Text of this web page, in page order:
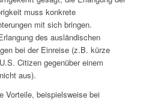
muss konkrete
mit sich bringen.
des ausländischen
bei der Einreise (z.B. kürze
Citizen gegenüber einem
aus).
Vorteile, beispielsweise bei